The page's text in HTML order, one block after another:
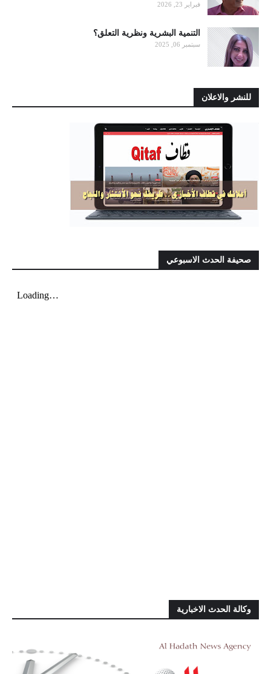
فبراير 23, 2026
التنمية البشرية ونظرية التعلق؟
سبتمبر 06, 2025
للنشر والاعلان
صحيفة الحدث الاسبوعي
وكالة الحدث الاخبارية